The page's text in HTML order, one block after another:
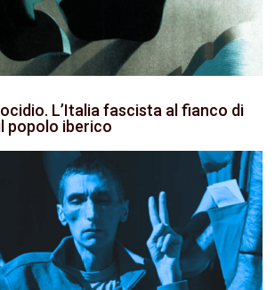
L’Italia fascista al fianco di
popolo iberico